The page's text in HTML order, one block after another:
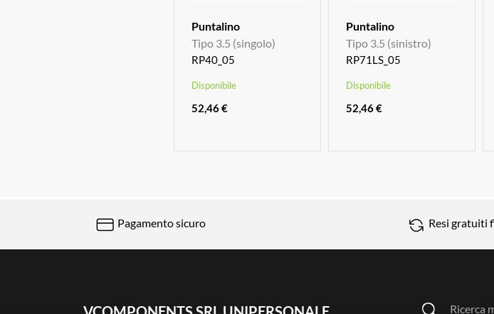
Puntalino
Tipo 3.5 (singolo)
RP40_05
Disponibile
52,46 €
Puntalino
Tipo 3.5 (sinistro)
RP71LS_05
Disponibile
52,46 €
Pagamento sicuro Resi gratuiti
Ricerca